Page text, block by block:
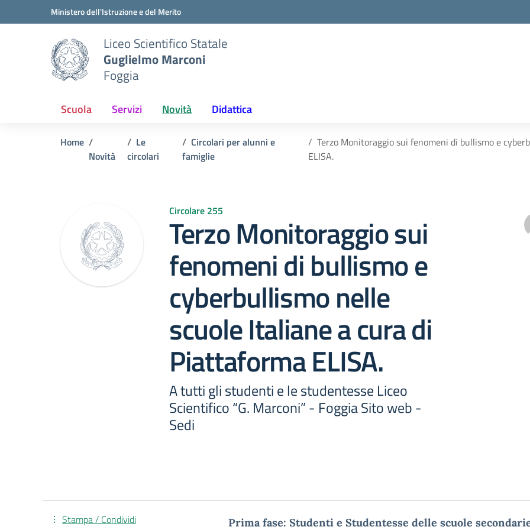
Vai ai contenuti
Vai al menu di navigazioneMinistero dell'Istruzione e del Merito
Liceo Scientifico Statale
Guglielmo Marconi
Foggia
Scuola Servizi Novità Didattica
Home
Novità
Le
circolari
Circolari per alunni e
famiglie
Terzo Monitoraggio sui fenomeni di bullismo e
ELISA.
Circolare 255
Terzo Monitoraggio sui
fenomeni di bullismo e
cyberbullismo nelle
scuole Italiane a cura di
Piattaforma ELISA.
A tutti gli studenti e le studentesse Liceo
Scientifico “G. Marconi” - Foggia Sito web -
Sedi
Prima fase: Studenti e Studentesse delle scuole
Stampa / Condividi